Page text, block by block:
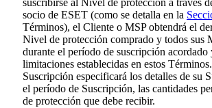
suscribirse al Nivel de protección a través
socio de ESET (como se detalla en la
Términos), el Cliente o MSP obtendrá el
Nivel de protección comprado y todos sus
durante el período de suscripción acordado
limitaciones establecidas en estos
Suscripción especificará los detalles de su
el período de Suscripción, las cantidades
de protección que debe recibir.